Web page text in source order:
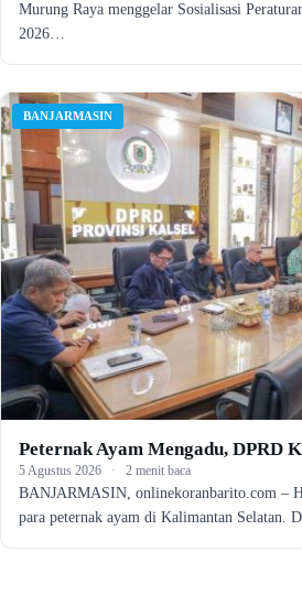
Murung Raya menggelar Sosialisasi
2026…
BANJARMASIN
Peternak Ayam Mengadu, DPRD
5 Agustus 2026 · 2 menit baca
BANJARMASIN, onlinekoranbarito.com –
para peternak ayam di Kalimantan Selatan.